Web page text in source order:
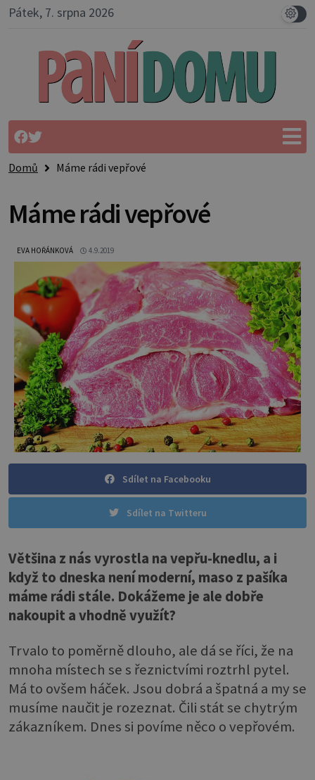
Pátek, 7. srpna 2026
Domů Máme rádi vepřové
Máme rádi vepřové
EVA HOŘÁNKOVÁ 4.9.2019
Sdílet na Facebooku
Sdílet na Twitteru
Většina z nás vyrostla na vepřu-knedlu, a i
když to dneska není moderní, maso z pašíka
máme rádi stále. Dokážeme je ale dobře
nakoupit a vhodně využít?
Trvalo to poměrně dlouho, ale dá se říci, že na
mnoha místech se s řeznictvími roztrhl pytel.
Má to ovšem háček. Jsou dobrá a špatná a my se
musíme naučit je rozeznat. Čili stát se chytrým
zákazníkem. Dnes si povíme něco o vepřovém.